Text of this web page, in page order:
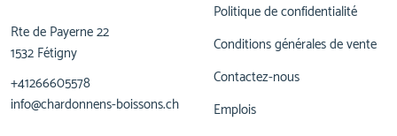
Rte de Payerne 22
1532 Fétigny
+41266605578
info@chardonnens-boissons.ch
Politique de confidentialité
Conditions générales de vente
Contactez-nous
Emplois